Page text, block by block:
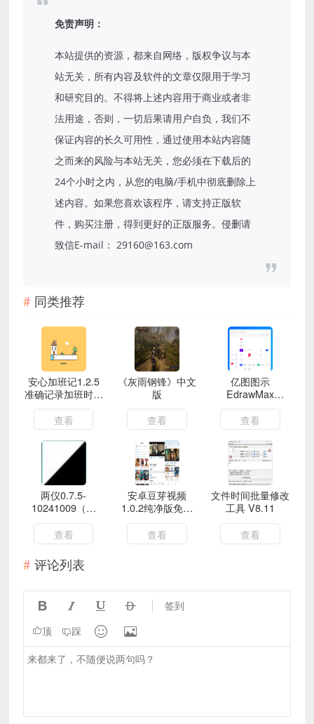
免责声明：
本站提供的资源，都来自网络，版权争议与本
站无关，所有内容及软件的文章仅限用于学习
和研究目的。不得将上述内容用于商业或者非
法用途，否则，一切后果请用户自负，我们不
保证内容的长久可用性，通过使用本站内容随
之而来的风险与本站无关，您必须在下载后的
24个小时之内，从您的电脑/手机中彻底删除上
述内容。如果您喜欢该程序，请支持正版软
件，购买注册，得到更好的正版服务。侵删请
致信E-mail： 29160@163.com
同类推荐
安心加班记1.2.5
准确记录加班时间
避免被套路解锁会
员
查看
《灰雨钢锋》中文
版
查看
亿图图示
EdrawMax
v13.0.5.1119
查看
两仪0.7.5-
10241009（免
root权限安卓容
器）
查看
安卓豆芽视频
1.0.2纯净版免广
告直接领取次数
查看
文件时间批量修改
工具 V8.11
查看
评论列表
    签到
顶 踩  